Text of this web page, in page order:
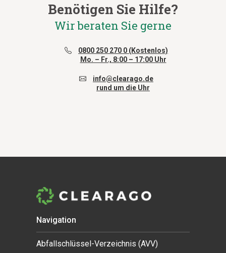
Benötigen Sie Hilfe?
Wir beraten Sie gerne
0800 250 270 0 (Kostenlos)
Mo. – Fr., 8:00 – 17:00 Uhr
info@clearago.de
rund um die Uhr
Navigation
Abfallschlüssel-Verzeichnis (AVV)